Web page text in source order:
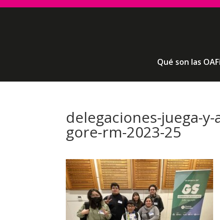
Qué son las
delegaciones-juega-
gore-rm-2023-25